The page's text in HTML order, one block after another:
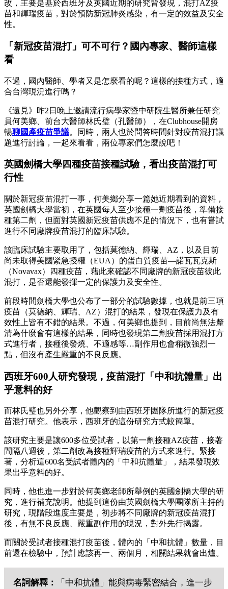
改，主要是基於西班牙及英國近期的研究皆發現，混打AZ疫
苗和輝瑞疫苗，對於預防新冠肺炎感染，有一定的效益及安全
性。
「新冠疫苗混打」可不可行？國內專家、醫師這樣
看
不過，國內醫師、學者又是怎麼看的呢？這樣的接種方式，適
合台灣現況進行嗎？
《遠見》昨2日晚上邀請流行病學家暨中研院生醫所兼任研究
員何美鄉、前台大醫師林氏璧（孔醫師），在Clubhouse開房
暢聊國產疫苗爭議。同時，兩人也於問答時間針對疫苗混打議
題進行討論，一起來看看，兩位專家們怎麼說吧！
英國劍橋大學四種疫苗接種試驗，看出疫苗混打可
行性
關於新冠疫苗混打一事，何美鄉分享一篇她近期看到的資料，
英國劍橋大學當初，在英國每人至少接種一劑疫苗後，準備接
種第二劑，但面對英國新冠疫苗供應不足的情況下，也有嘗試
進行不同廠牌疫苗混打的臨床試驗。
該臨床試驗主要取用了，包括莫德納、輝瑞、AZ，以及目前
尚未取得美國緊急授權（EUA）的蛋白質疫苗—諾瓦瓦克斯
（Novavax）四種疫苗，藉此來確認不同廠牌的新冠疫苗彼此
混打，是否還能發揮一定的保護力及安全性。
前段時間劍橋大學也公布了一部分的試驗數據，也就是前三項
疫苗（莫德納、輝瑞、AZ）混打的結果，發現在保護力及有
效性上皆有不錯的結果。不過，何美鄉也提到，目前尚無法釐
清為什麼會有這樣的結果，同時也發現第二劑疫苗採用混打方
式進行者，接種後發燒、不適感等…副作用也會稍微強烈一
點，但沒有產生嚴重的不良反應。
西班牙600人研究發現，疫苗混打「中和抗體量」出
乎意料的好
而林氏璧也另外分享，他觀察到由西班牙團隊所進行的新冠疫
苗混打研究。他表示，西班牙的這份研究方式較簡單。
該研究主要是讓600多位受試者，以第一劑接種AZ疫苗，接著
間隔八週後，第二劑改為接種輝瑞疫苗的方式來進行。緊接
著，分析這600名受試者體內的「中和抗體量」，結果發現效
果出乎意料的好。
同時，他也進一步對於何美鄉老師所舉例的英國劍橋大學的研
究，進行補充說明。他提到這份由英國劍橋大學團隊所主持的
研究，現階段進度主要是，初步將不同廠牌的新冠疫苗混打
後，有無不良反應、嚴重副作用的現況，對外先行揭露。
而關於受試者接種混打疫苗後，體內的「中和抗體」數量，目
前還在檢驗中，預計應該再一、兩個月，相關結果就會出爐。
名詞解釋：
「中和抗體」能與病毒緊密結合，進一步